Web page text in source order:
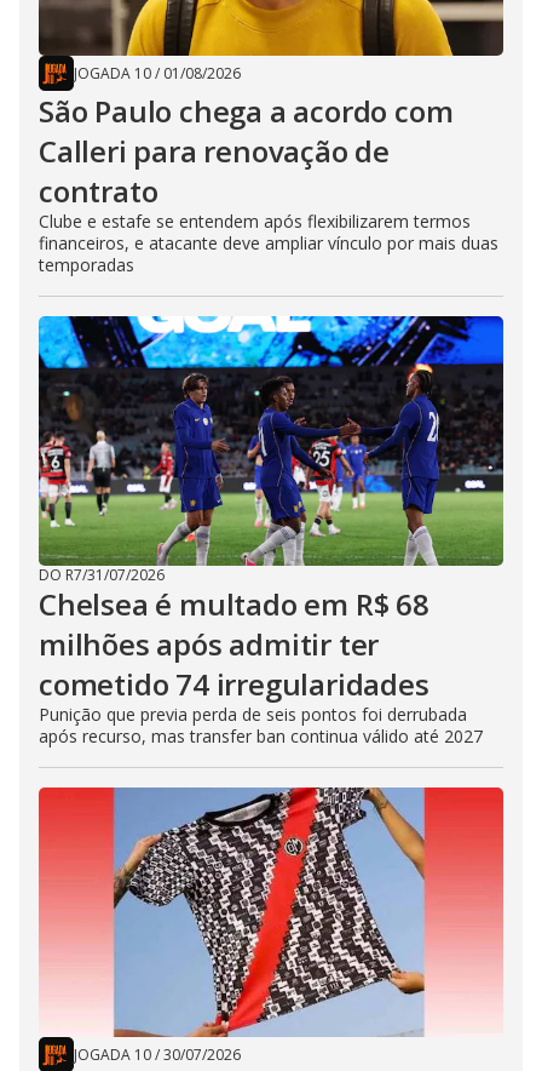
JOGADA 10/ 01/08/2026
São Paulo chega a acordo com
Calleri para renovação de
contrato
Clube e estafe se entendem após flexibilizarem termos
financeiros, e atacante deve ampliar vínculo por mais duas
temporadas
DO R7/31/07/2026
Chelsea é multado em R$ 68
milhões após admitir ter
cometido 74 irregularidades
Punição que previa perda de seis pontos foi derrubada
após recurso, mas transfer ban continua válido até 2027
JOGADA 10/30/07/2026